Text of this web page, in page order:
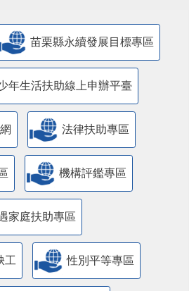
苗栗縣永續發展目標專區
年生活扶助線上申辦平臺
法律扶助專區
機構評鑑專區
家庭扶助專區
工 性別平等專區